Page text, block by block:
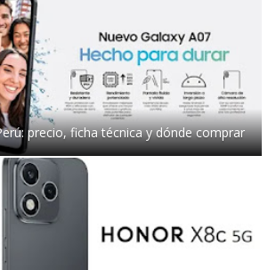
precio, ficha técnica y dónde comprar